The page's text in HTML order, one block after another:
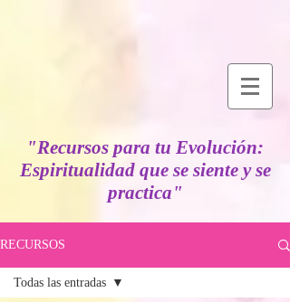
"Recursos para tu Evolución:
Espiritualidad que se siente y se
practica"
RECURSOS
Todas las entradas